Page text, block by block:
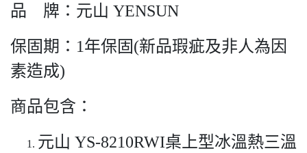
品 牌：元山 YENSUN
保固期：1年保固(新品瑕疵及非人為因
素造成)
商品包含：
元山 YS-8210RWI桌上型冰溫熱三溫